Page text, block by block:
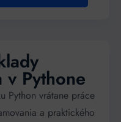
Pythone
Python vrátane práce
a praktického